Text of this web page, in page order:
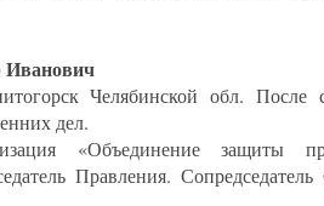
Иванович
Челябинской обл.
дел.
«Объединение защиты
Правления.